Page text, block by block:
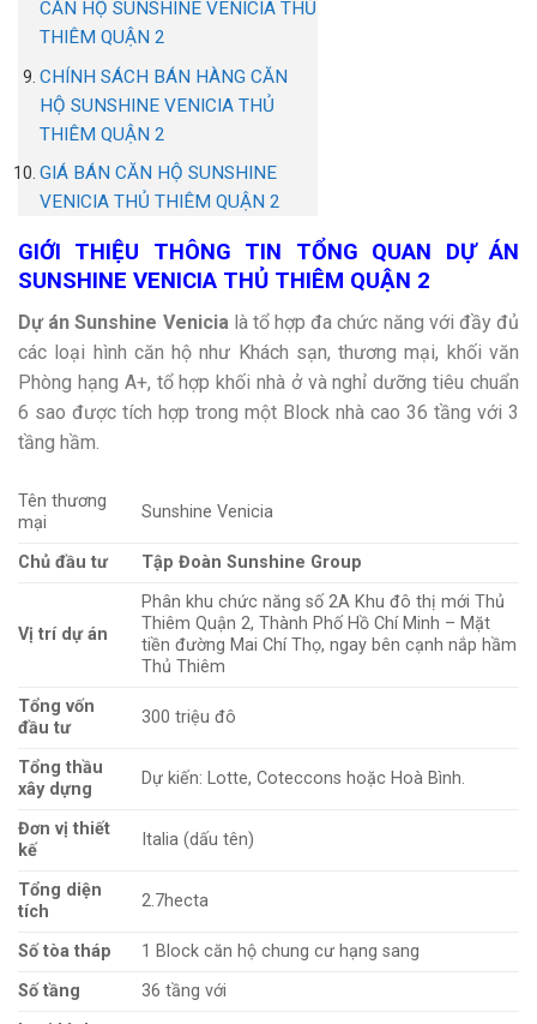
CĂN HỘ SUNSHINE VENICIA THỦ
THIÊM QUẬN 2
CHÍNH SÁCH BÁN HÀNG CĂN
HỘ SUNSHINE VENICIA THỦ
THIÊM QUẬN 2
GIÁ BÁN CĂN HỘ SUNSHINE
VENICIA THỦ THIÊM QUẬN 2
GIỚI THIỆU THÔNG TIN TỔNG QUAN DỰ ÁN
SUNSHINE VENICIA THỦ THIÊM QUẬN 2
Dự án Sunshine Venicia là tổ hợp đa chức năng với đầy đủ
các loại hình căn hộ như Khách sạn, thương mại, khối văn
Phòng hạng A+, tổ hợp khối nhà ở và nghỉ dưỡng tiêu chuẩn
6 sao được tích hợp trong một Block nhà cao 36 tầng với 3
tầng hầm.
Tên thương
mại
Sunshine Venicia
Chủ đầu tư Tập Đoàn Sunshine Group
Vị trí dự án
Phân khu chức năng số 2A Khu đô thị mới Thủ
Thiêm Quận 2, Thành Phố Hồ Chí Minh – Mặt
tiền đường Mai Chí Thọ, ngay bên cạnh nắp hầm
Thủ Thiêm
Tổng vốn
đầu tư
300 triệu đô
Tổng thầu
xây dựng
Dự kiến: Lotte, Coteccons hoặc Hoà Bình.
Đơn vị thiết
kế
Italia (dấu tên)
Tổng diện
tích
2.7hecta
Số tòa tháp
1 Block căn hộ chung cư hạng sang
Số tầng
36 tầng với